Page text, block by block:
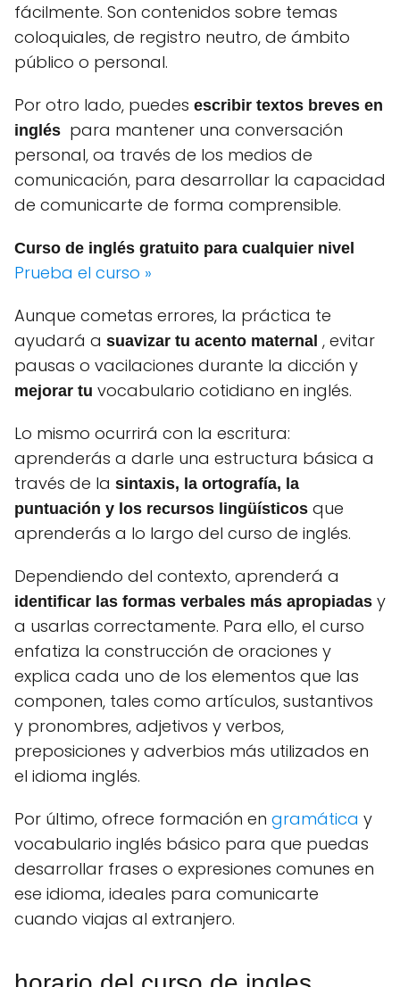
fácilmente. Son contenidos sobre temas
coloquiales, de registro neutro, de ámbito
público o personal.
Por otro lado, puedes escribir textos breves en
inglés para mantener una conversación
personal, oa través de los medios de
comunicación, para desarrollar la capacidad
de comunicarte de forma comprensible.
Curso de inglés gratuito para cualquier nivel
Prueba el curso »
Aunque cometas errores, la práctica te
ayudará a suavizar tu acento maternal , evitar
pausas o vacilaciones durante la dicción y
mejorar tu vocabulario cotidiano en inglés.
Lo mismo ocurrirá con la escritura:
aprenderás a darle una estructura básica a
través de la sintaxis, la ortografía, la
puntuación y los recursos lingüísticos que
aprenderás a lo largo del curso de inglés.
Dependiendo del contexto, aprenderá a
identificar las formas verbales más apropiadas y
a usarlas correctamente. Para ello, el curso
enfatiza la construcción de oraciones y
explica cada uno de los elementos que las
componen, tales como artículos, sustantivos
y pronombres, adjetivos y verbos,
preposiciones y adverbios más utilizados en
el idioma inglés.
Por último, ofrece formación en gramática y
vocabulario inglés básico para que puedas
desarrollar frases o expresiones comunes en
ese idioma, ideales para comunicarte
cuando viajas al extranjero.